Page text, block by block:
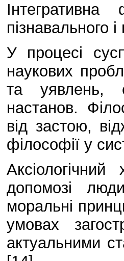
пізнавального
У процесі
наукових
та уявлень,
настанов.
від застою,
філософії у
допомозі
моральні
умовах
актуальними